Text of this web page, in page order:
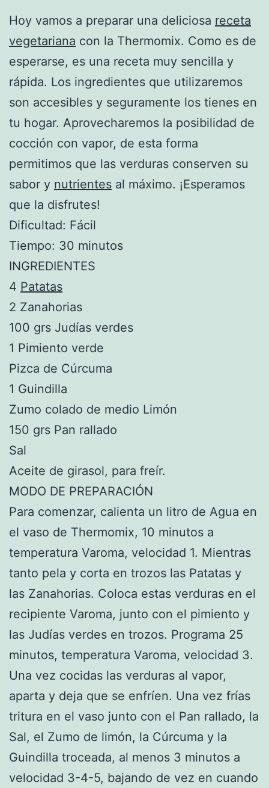
Hoy vamos a preparar una deliciosa receta
vegetariana con la Thermomix. Como es de
esperarse, es una receta muy sencilla y
rápida. Los ingredientes que utilizaremos
son accesibles y seguramente los tienes en
tu hogar. Aprovecharemos la posibilidad de
cocción con vapor, de esta forma
permitimos que las verduras conserven su
sabor y nutrientes al máximo. ¡Esperamos
que la disfrutes!
Dificultad: Fácil
Tiempo: 30 minutos
INGREDIENTES
4 Patatas
2 Zanahorias
100 grs Judías verdes
1 Pimiento verde
Pizca de Cúrcuma
1 Guindilla
Zumo colado de medio Limón
150 grs Pan rallado
Sal
Aceite de girasol, para freír.
MODO DE PREPARACIÓN
Para comenzar, calienta un litro de Agua en
el vaso de Thermomix, 10 minutos a
temperatura Varoma, velocidad 1. Mientras
tanto pela y corta en trozos las Patatas y
las Zanahorias. Coloca estas verduras en el
recipiente Varoma, junto con el pimiento y
las Judías verdes en trozos. Programa 25
minutos, temperatura Varoma, velocidad 3.
Una vez cocidas las verduras al vapor,
aparta y deja que se enfríen. Una vez frías
tritura en el vaso junto con el Pan rallado, la
Sal, el Zumo de limón, la Cúrcuma y la
Guindilla troceada, al menos 3 minutos a
velocidad 3-4-5, bajando de vez en cuando